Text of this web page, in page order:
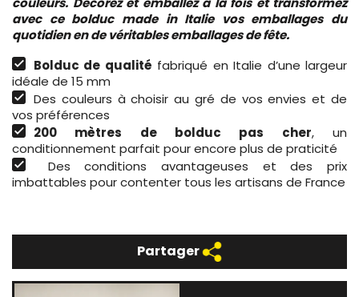
avec ce bolduc made in Italie vos emballages du
quotidien en de véritables emballages de fête.
Bolduc de qualité fabriqué en Italie d’une largeur
idéale de 15 mm
Des couleurs à choisir au gré de vos envies et de
vos préférences
200 mètres de bolduc pas cher, un
conditionnement parfait pour encore plus de praticité
Des conditions avantageuses et des prix
imbattables pour contenter tous les artisans de France
Partager